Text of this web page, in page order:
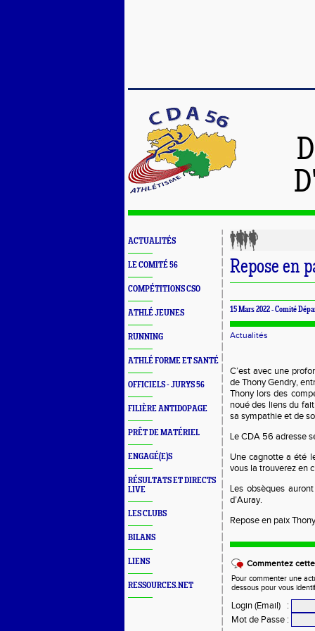
ACTUALITÉS
LE COMITÉ 56
COMPÉTITIONS CSO
ATHLÉ JEUNES
RUNNING
ATHLÉ FORME ET SANTÉ
OFFICIELS - JURYS 56
FILIÈRE ANTIDOPAGE
PRÊT DE MATÉRIEL
ENGAGÉ(E)S
RÉSULTATS ET DIRECTS
LIVE
LES CLUBS
BILANS
LIENS
RESSOURCES.NET
Repose en
15 Mars 2022 -Comité
Actualités
C’est avec une
de Thony Gendry,
Thony lors des
noué des liens du
sa sympathie et de
Le CDA 56 adresse
Une cagnotte a été
vous la trouverez en
Les obsèques
d’Auray.
Repose en paix Thony
Commentez
Pour commenter une
dessous pour vous
Login (Email)
:
Mot de Passe :